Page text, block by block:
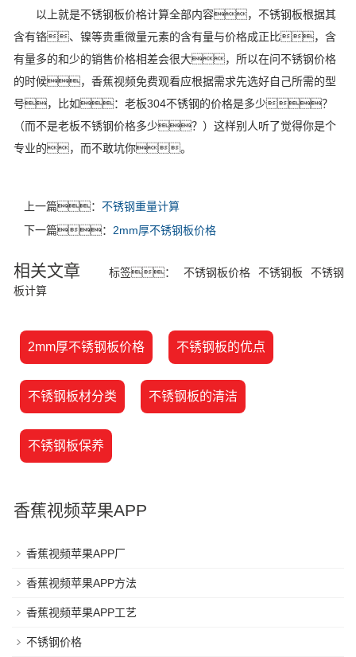
以上就是不锈钢板价格计算全部内容，不锈钢板根据其
含有铬、镍等贵重微量元素的含有量与价格成正比，含
有量多的和少的销售价格相差会很大，所以在问不锈钢价格
的时候，香蕉视频免费观看应根据需求先选好自己所需的型
号，比如：老板304不锈钢的价格是多少？
（而不是老板不锈钢价格多少？）这样别人听了觉得你是个
专业的，而不敢坑你。
上一篇： 不锈钢重量计算
下一篇： 2mm厚不锈钢板价格
相关文章 标签： 不锈钢板价格 不锈钢板
不锈钢
板计算
2mm厚不锈钢板价格 不锈钢板的优点
不锈钢板材分类 不锈钢板的清洁
不锈钢板保养
香蕉视频苹果APP
香蕉视频苹果APP厂
香蕉视频苹果APP方法
香蕉视频苹果APP工艺
不锈钢价格